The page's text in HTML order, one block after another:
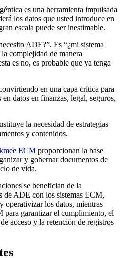
es una herramienta impulsada
los datos que usted introduce en
escala puede ser inestimable.
ADE?”. Es “¿mi sistema
complejidad de manera
es no, es probable que ya tenga
en una capa crítica para
datos en finanzas, legal, seguros,
la necesidad de estrategias
y contenidos.
ECM proporcionan la base
y gobernar documentos de
de vida.
se benefician de la
de ADE con los sistemas ECM,
operativizar los datos, mientras
para garantizar el cumplimiento, el
acceso y la retención de registros